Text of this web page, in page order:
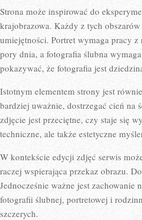
Strona może inspirować do
krajobrazowa. Każdy z tych
umiejętności. Portret wymaga pracy
pory dnia, a fotografia ślubna
pokazywać, że fotografia jest
Istotnym elementem strony jest
bardziej uważnie, dostrzegać cień na
zdjęcie jest przeciętne, czy staje się
techniczne, ale także estetyczne
W kontekście edycji zdjęć serwis
raczej wspierająca przekaz obrazu.
Jednocześnie ważne jest
fotografii ślubnej, portretowej i
szczerych.